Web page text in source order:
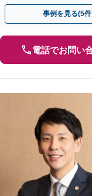
認定／治療費打ち切りな
事例を見る(5
電話でお問い